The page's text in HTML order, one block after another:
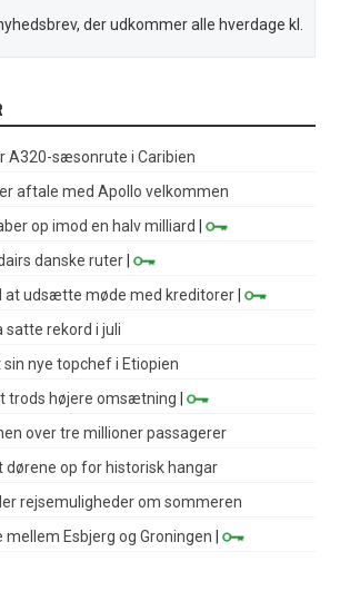
der udkommer alle hverdage kl.
A320-sæsonrute i Caribien
aftale med Apollo velkommen
op imod en halv milliard
|
danske ruter |
at udsætte møde med kreditorer |
rekord i juli
nye topchef i Etiopien
trods højere omsætning |
over tre millioner passagerer
dørene op for historisk hangar
rejsemuligheder om sommeren
Esbjerg og Groningen |